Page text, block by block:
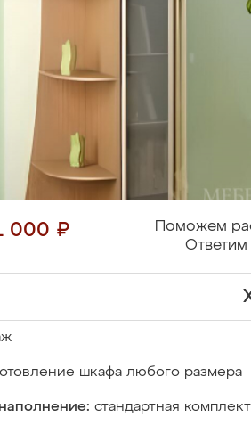
000 ₽
Поможем
Ответим
шкафа любого размера
стандартная